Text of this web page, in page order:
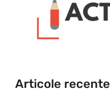
Articole recente